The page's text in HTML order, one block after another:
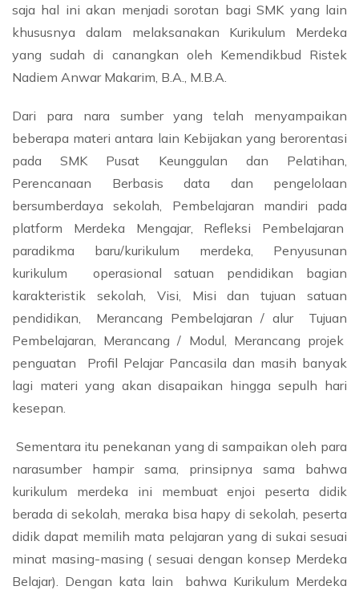
saja hal ini akan menjadi sorotan bagi SMK yang lain
khususnya dalam melaksanakan Kurikulum Merdeka
yang sudah di canangkan oleh Kemendikbud Ristek
Nadiem Anwar Makarim, B.A., M.B.A.
Dari para nara sumber yang telah menyampaikan
beberapa materi antara lain Kebijakan yang berorentasi
pada SMK Pusat Keunggulan dan Pelatihan,
Perencanaan Berbasis data dan pengelolaan
bersumberdaya sekolah, Pembelajaran mandiri pada
platform Merdeka Mengajar, Refleksi Pembelajaran
paradikma baru/kurikulum merdeka, Penyusunan
kurikulum operasional satuan pendidikan bagian
karakteristik sekolah, Visi, Misi dan tujuan satuan
pendidikan, Merancang Pembelajaran / alur Tujuan
Pembelajaran, Merancang / Modul, Merancang projek
penguatan Profil Pelajar Pancasila dan masih banyak
lagi materi yang akan disapaikan hingga sepulh hari
kesepan.
Sementara itu penekanan yang di sampaikan oleh para
narasumber hampir sama, prinsipnya sama bahwa
kurikulum merdeka ini membuat enjoi peserta didik
berada di sekolah, meraka bisa hapy di sekolah, peserta
didik dapat memilih mata pelajaran yang di sukai sesuai
minat masing-masing ( sesuai dengan konsep Merdeka
Belajar). Dengan kata lain bahwa Kurikulum Merdeka